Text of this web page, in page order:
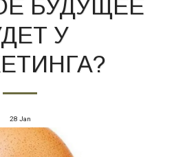
БУДУЩЕЕ
У
28 Jan